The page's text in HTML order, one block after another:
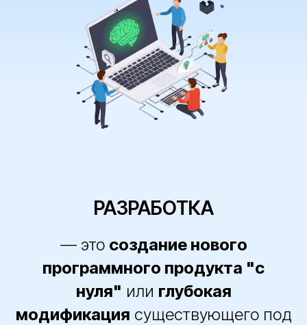
РАЗРАБОТКА
— это создание нового
программного продукта "с
нуля" или глубокая
модификация существующего под